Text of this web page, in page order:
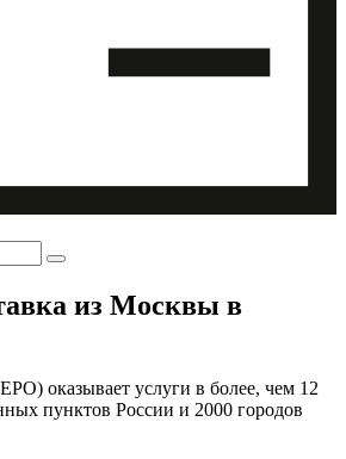
из Москвы в
оказывает услуги в более, чем 12
пунктов России и 2000 городов